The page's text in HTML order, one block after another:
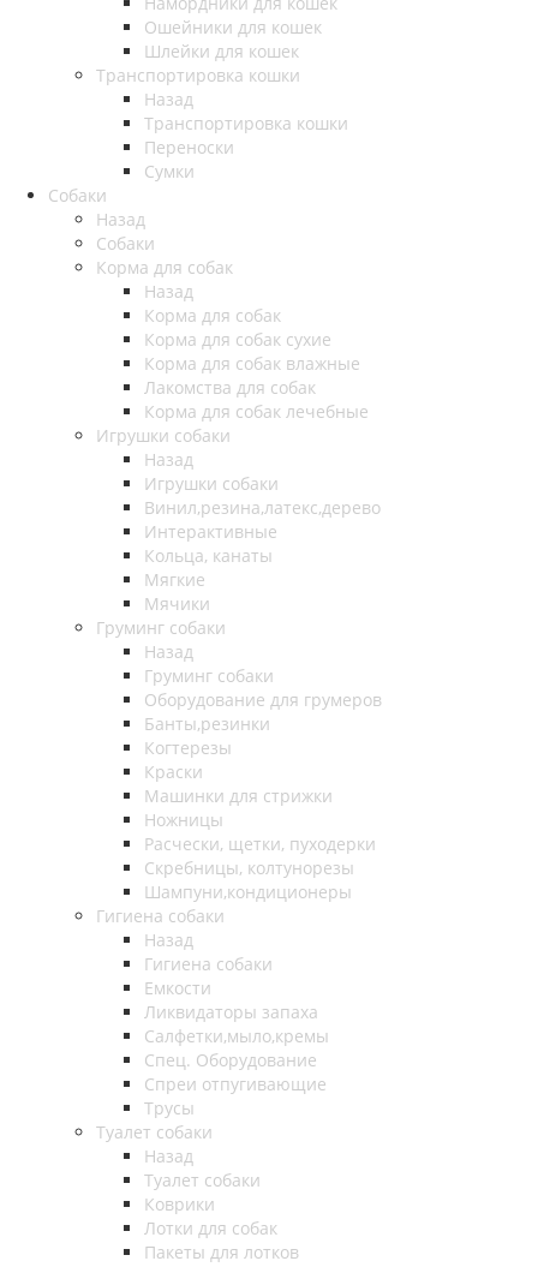
Ошейники для кошек
Шлейки для кошек
Транспортировка кошки
Назад
Транспортировка кошки
Переноски
Сумки
Собаки
Назад
Собаки
Корма для собак
Назад
Корма для собак
Корма для собак сухие
Корма для собак влажные
Лакомства для собак
Корма для собак лечебные
Игрушки собаки
Назад
Игрушки собаки
Винил,резина,латекс,дерево
Интерактивные
Кольца, канаты
Мягкие
Мячики
Груминг собаки
Назад
Груминг собаки
Оборудование для грумеров
Банты,резинки
Когтерезы
Краски
Машинки для стрижки
Ножницы
Расчески, щетки, пуходерки
Скребницы, колтунорезы
Шампуни,кондиционеры
Гигиена собаки
Назад
Гигиена собаки
Емкости
Ликвидаторы запаха
Салфетки,мыло,кремы
Спец. Оборудование
Спреи отпугивающие
Трусы
Туалет собаки
Назад
Туалет собаки
Коврики
Лотки для собак
Пакеты для лотков